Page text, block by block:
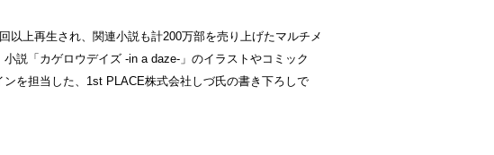
上再生され、関連小説も計200万部を売り上げたマルチメ
説「カゲロウデイズ -in a daze-」のイラストやコミック
を担当した、1st PLACE株式会社しづ氏の書き下ろしで